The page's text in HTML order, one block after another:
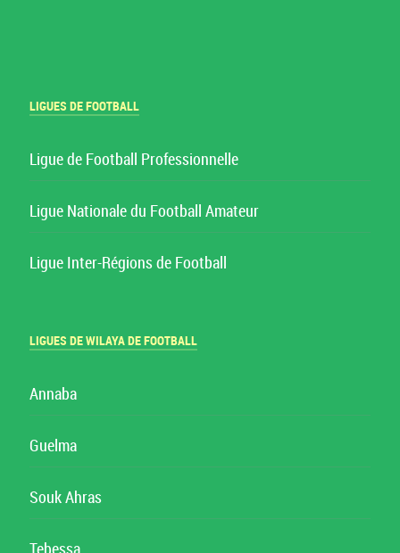
LIGUES DE FOOTBALL
Ligue de Football Professionnelle
Ligue Nationale du Football Amateur
Ligue Inter-Régions de Football
LIGUES DE WILAYA DE FOOTBALL
Annaba
Guelma
Souk Ahras